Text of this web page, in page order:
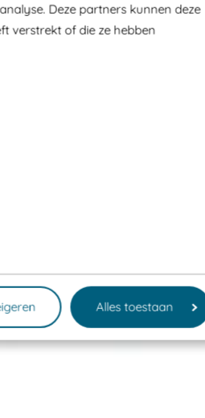
Deze partners kunnen deze
verstrekt of die ze hebben
Alles toestaan